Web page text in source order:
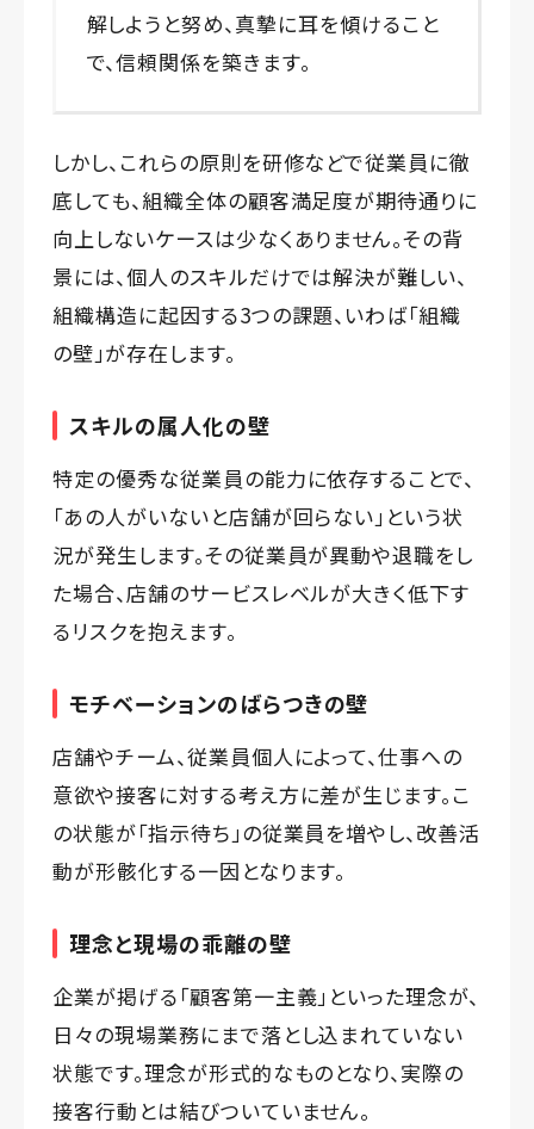
解しようと努め、真摯に耳を傾けること
で、信頼関係を築きます。
しかし、これらの原則を研修などで従業員に徹
底しても、組織全体の顧客満足度が期待通りに
向上しないケースは少なくありません。その背
景には、個人のスキルだけでは解決が難しい、
組織構造に起因する3つの課題、いわば「組織
の壁」が存在します。
スキルの属人化の壁
特定の優秀な従業員の能力に依存することで、
「あの人がいないと店舗が回らない」という状
況が発生します。その従業員が異動や退職をし
た場合、店舗のサービスレベルが大きく低下す
るリスクを抱えます。
モチベーションのばらつきの壁
店舗やチーム、従業員個人によって、仕事への
意欲や接客に対する考え方に差が生じます。こ
の状態が「指示待ち」の従業員を増やし、改善活
動が形骸化する一因となります。
理念と現場の乖離の壁
企業が掲げる「顧客第一主義」といった理念が、
日々の現場業務にまで落とし込まれていない
状態です。理念が形式的なものとなり、実際の
接客行動とは結びついていません。